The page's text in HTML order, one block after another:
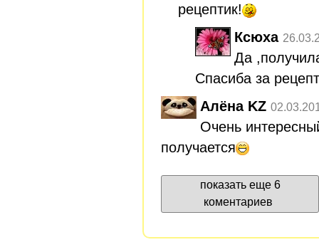
рецептик!
Ксюха
Да
Спасиба за
Алёна KZ
Очень
получается
показать еще 6
коментариев